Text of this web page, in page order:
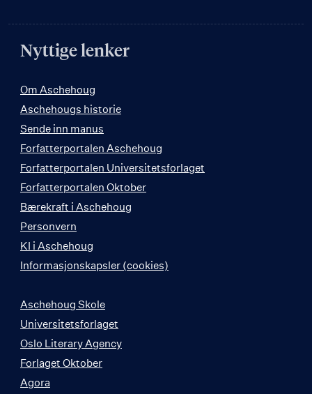
Nyttige lenker
Om Aschehoug
Aschehougs historie
Sende inn manus
Forfatterportalen Aschehoug
Forfatterportalen Universitetsforlaget
Forfatterportalen Oktober
Bærekraft i Aschehoug
Personvern
KI i Aschehoug
Informasjonskapsler (cookies)
Aschehoug Skole
Universitetsforlaget
Oslo Literary Agency
Forlaget Oktober
Agora